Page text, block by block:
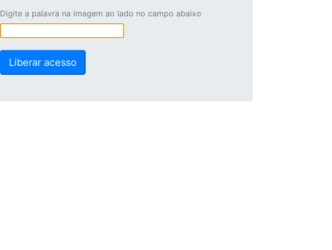
Digite a palavra na imagem ao lado no campo abaixo